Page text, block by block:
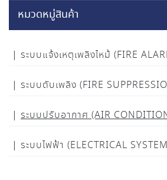
หมวดหมู่สินค้า
ระบบแจ้งเหตุเพลิงไหม้ (FIRE
ระบบดับเพลิง (FIRE
ระบบปรับอากาศ (AIR
ระบบไฟฟ้า (ELECTRICAL